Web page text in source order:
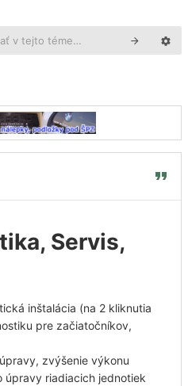
Servis,
inštalácia (na 2 kliknutia
pre začiatočníkov,
zvýšenie výkonu
úpravy riadiacich jednotiek